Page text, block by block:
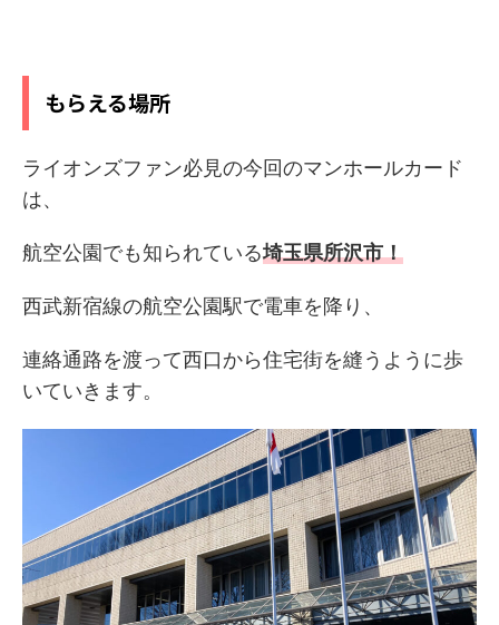
もらえる場所
ライオンズファン必見の今回のマンホールカード
は、
航空公園でも知られている埼玉県所沢市！
西武新宿線の航空公園駅で電車を降り、
連絡通路を渡って西口から住宅街を縫うように歩
いていきます。